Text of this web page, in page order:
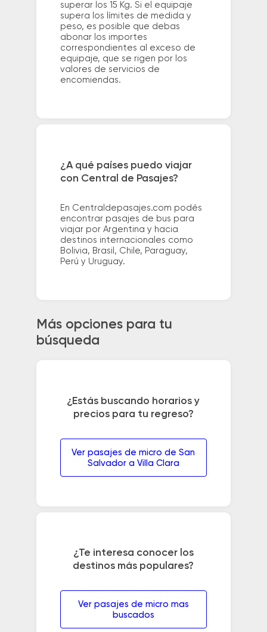
superar los 15 Kg. Si el equipaje
supera los límites de medida y
peso, es posible que debas
abonar los importes
correspondientes al exceso de
equipaje, que se rigen por los
valores de servicios de
encomiendas.
¿A qué países puedo viajar
con Central de Pasajes?
En Centraldepasajes.com podés
encontrar pasajes de bus para
viajar por Argentina y hacia
destinos internacionales como
Bolivia, Brasil, Chile, Paraguay,
Perú y Uruguay.
Más opciones para tu
búsqueda
¿Estás buscando horarios y
precios para tu regreso?
Ver pasajes de micro de San
Salvador a Villa Clara
¿Te interesa conocer los
destinos más populares?
Ver pasajes de micro mas
buscados